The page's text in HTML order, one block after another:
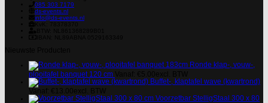
085 303 7179
ds-events.nl
info@ds-events.nl
Ronde klap-, vouw-,
plooitafel banquet 120 cm
Buffet-, klaptafel wave (kwartrond)
Voorzetbar StelligStaal 300 x 80